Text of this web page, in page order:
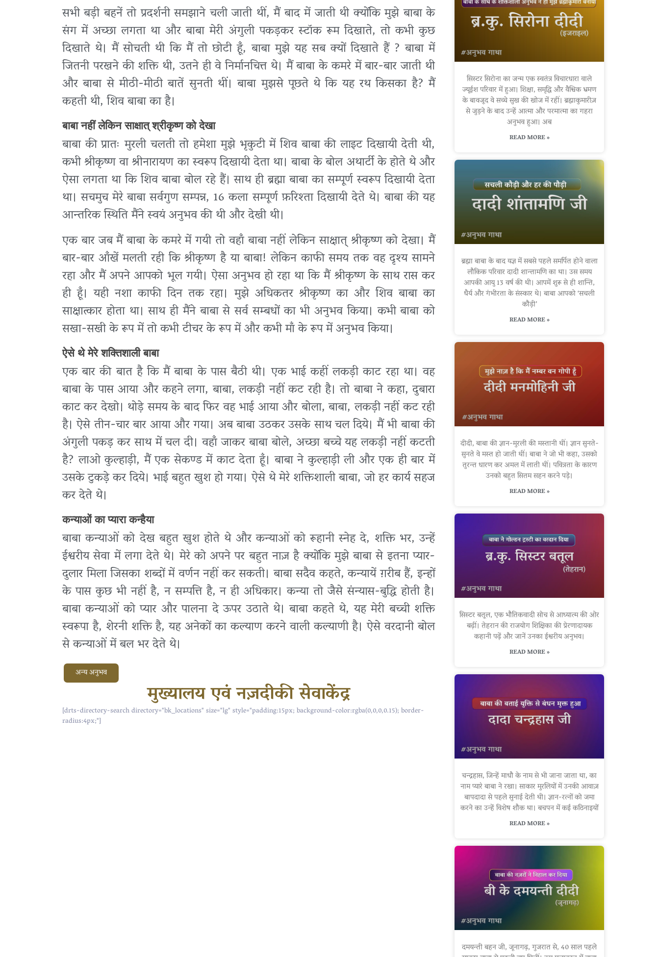
सभी बड़ी बहनें तो प्रदर्शनी समझाने चली जाती थीं, मैं बाद में जाती थी क्योंकि मुझे बाबा के
संग में अच्छा लगता था और बाबा मेरी अंगुली पकड़कर स्टॉक रूम दिखाते, तो कभी कुछ
दिखाते थे। मैं सोचती थी कि मैं तो छोटी हूँ, बाबा मुझे यह सब क्यों दिखाते हैं ? बाबा में
जितनी परखने की शक्ति थी, उतने ही वे निर्मानचित्त थे। मैं बाबा के कमरे में बार-बार जाती थी
और बाबा से मीठी-मीठी बातें सुनती थीं। बाबा मुझसे पूछते थे कि यह रथ किसका है? मैं
कहती थी, शिव बाबा का है।
बाबा नहीं लेकिन साक्षात् श्रीकृष्ण को देखा
बाबा की प्रातः मुरली चलती तो हमेशा मुझे भृकुटी में शिव बाबा की लाइट दिखायी देती थी,
कभी श्रीकृष्ण वा श्रीनारायण का स्वरूप दिखायी देता था। बाबा के बोल अथार्टी के होते थे और
ऐसा लगता था कि शिव बाबा बोल रहे हैं। साथ ही ब्रह्मा बाबा का सम्पूर्ण स्वरूप दिखायी देता
था। सचमुच मेरे बाबा सर्वगुण सम्पन्न, 16 कला सम्पूर्ण फ़रिश्ता दिखायी देते थे। बाबा की यह
आन्तरिक स्थिति मैंने स्वयं अनुभव की थी और देखी थी।
एक बार जब मैं बाबा के कमरे में गयी तो वहाँ बाबा नहीं लेकिन साक्षात् श्रीकृष्ण को देखा। मैं
बार-बार आँखें मलती रही कि श्रीकृष्ण है या बाबा! लेकिन काफी समय तक वह दृश्य सामने
रहा और मैं अपने आपको भूल गयी। ऐसा अनुभव हो रहा था कि मैं श्रीकृष्ण के साथ रास कर
ही हूँ। यही नशा काफी दिन तक रहा। मुझे अधिकतर श्रीकृष्ण का और शिव बाबा का
साक्षात्कार होता था। साथ ही मैंने बाबा से सर्व सम्बधों का भी अनुभव किया। कभी बाबा को
सखा-सखी के रूप में तो कभी टीचर के रूप में और कभी माँ के रूप में अनुभव किया।
ऐसे थे मेरे शक्तिशाली बाबा
एक बार की बात है कि मैं बाबा के पास बैठी थी। एक भाई कहीं लकड़ी काट रहा था। वह
बाबा के पास आया और कहने लगा, बाबा, लकड़ी नहीं कट रही है। तो बाबा ने कहा, दुबारा
काट कर देखो। थोड़े समय के बाद फिर वह भाई आया और बोला, बाबा, लकड़ी नहीं कट रही
है। ऐसे तीन-चार बार आया और गया। अब बाबा उठकर उसके साथ चल दिये। मैं भी बाबा की
अंगुली पकड़ कर साथ में चल दी। वहाँ जाकर बाबा बोले, अच्छा बच्चे यह लकड़ी नहीं कटती
है? लाओ कुल्हाड़ी, मैं एक सेकण्ड में काट देता हूँ। बाबा ने कुल्हाड़ी ली और एक ही बार में
उसके टुकड़े कर दिये। भाई बहुत खुश हो गया। ऐसे थे मेरे शक्तिशाली बाबा, जो हर कार्य सहज
कर देते थे।
कन्याओं का प्यारा कन्हैया
बाबा कन्याओं को देख बहुत खुश होते थे और कन्याओं को रूहानी स्नेह दे, शक्ति भर, उन्हें
ईश्वरीय सेवा में लगा देते थे। मेरे को अपने पर बहुत नाज़ है क्योंकि मुझे बाबा से इतना प्यार-
दुलार मिला जिसका शब्दों में वर्णन नहीं कर सकती। बाबा सदैव कहते, कन्यायें ग़रीब हैं, इन्हों
के पास कुछ भी नहीं है, न सम्पत्ति है, न ही अधिकार। कन्या तो जैसे संन्यास-बुद्धि होती है।
बाबा कन्याओं को प्यार और पालना दे ऊपर उठाते थे। बाबा कहते थे, यह मेरी बच्ची शक्ति
स्वरूपा है, शेरनी शक्ति है, यह अनेकों का कल्याण करने वाली कल्याणी है। ऐसे वरदानी बोल
से कन्याओं में बल भर देते थे।
अन्य अनुभव
मुख्यालय एवं नज़दीकी सेवाकेंद्र
[drts-directory-search directory="bk_locations" size="lg" style="padding:15px; background-color:rgba(0,0,0,0.15); border-
radius:4px;"]
सिस्टर सिरोना का जन्म एक स्वतंत्र विचारधारा वाले
ज्यूईश परिवार में हुआ। शिक्षा, समृद्धि और वैश्विक भ्रमण
के बावजूद वे सच्चे सुख की खोज में रहीं। ब्रह्माकुमारीज़
से जुड़ने के बाद उन्हें आत्मा और परमात्मा का गहरा
अनुभव हुआ। अब
READ MORE »
ब्रह्मा बाबा के बाद यज्ञ में सबसे पहले समर्पित होने वाला
लौकिक परिवार दादी शान्तामणि का था। उस समय
आपकी आयु 13 वर्ष की थी। आपमें शुरू से ही शान्ति,
धैर्य और गंभीरता के संस्कार थे। बाबा आपको ‘सचली
कौड़ी’
READ MORE »
दीदी, बाबा की ज्ञान-मुरली की मस्तानी थीं। ज्ञान सुनते-
सुनते वे मस्त हो जाती थीं। बाबा ने जो भी कहा, उसको
तुरन्त धारण कर अमल में लाती थीं। पवित्रता के कारण
उनको बहुत सितम सहन करने पड़े।
READ MORE »
सिस्टर बतूल, एक भौतिकवादी सोच से आध्यात्म की ओर
बढ़ीं। तेहरान की राजयोग शिक्षिका की प्रेरणादायक
कहानी पढ़ें और जानें उनका ईश्वरीय अनुभव।
READ MORE »
चन्द्रहास, जिन्हें माधौ के नाम से भी जाना जाता था, का
नाम प्यारे बाबा ने रखा। साकार मुरलियों में उनकी आवाज़
बापदादा से पहले सुनाई देती थी। ज्ञान-रत्नों को जमा
करने का उन्हें विशेष शौक था। बचपन में कई कठिनाइयों
READ MORE »
दमयन्ती बहन जी, जूनागढ़, गुजरात से, 40 साल पहले